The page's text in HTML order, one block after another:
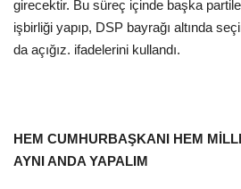
girecektir. Bu süreç içinde başka
işbirliği yapıp, DSP bayrağı altında
da açığız. ifadelerini kullandı.
HEM CUMHURBAŞKANI HEM
AYNI ANDA YAPALIM